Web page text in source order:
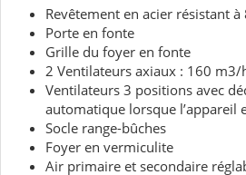
Revêtement en acier résistant à
Porte en fonte
Grille du foyer en fonte
2 Ventilateurs axiaux : 160 m3/
Ventilateurs 3 positions avec
automatique lorsque l’appareil
Socle range-bûches
Foyer en vermiculite
Air primaire et secondaire